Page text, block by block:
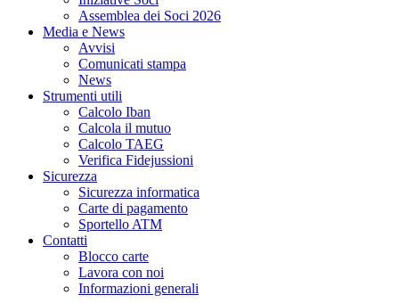
Assemblea dei Soci 2026
Media e News
Avvisi
Comunicati stampa
News
Strumenti utili
Calcolo Iban
Calcola il mutuo
Calcolo TAEG
Verifica Fidejussioni
Sicurezza
Sicurezza informatica
Carte di pagamento
Sportello ATM
Contatti
Blocco carte
Lavora con noi
Informazioni generali